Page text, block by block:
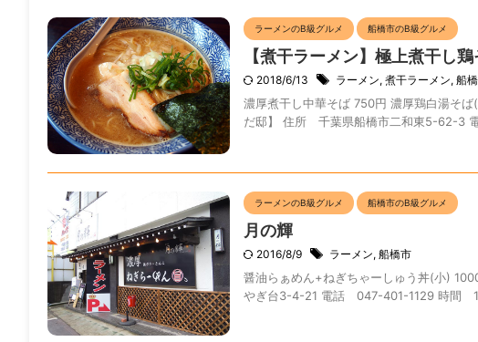
ラーメンのB級グルメ 船橋市のB級グルメ
【煮干ラーメン】極上煮干し
2018/6/13 ラーメン, 煮干ラーメン, 船
濃厚煮干し中華そば 750円 濃厚鶏白湯そ
だ邸】 住所 千葉県船橋市二和東5-62-3
ラーメンのB級グルメ 船橋市のB級グルメ
月の輝
2016/8/9 ラーメン, 船橋市
醤油らぁめん+ねぎちゃーしゅう丼(小)
やぎ台3-4-21 電話 047-401-1129 時間